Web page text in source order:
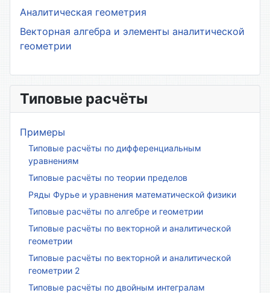
Аналитическая геометрия
Векторная алгебра и элементы аналитической
геометрии
Типовые расчёты
Примеры
Типовые расчёты по дифференциальным
уравнениям
Типовые расчёты по теории пределов
Ряды Фурье и уравнения математической физики
Типовые расчёты по алгебре и геометрии
Типовые расчёты по векторной и аналитической
геометрии
Типовые расчёты по векторной и аналитической
геометрии 2
Типовые расчёты по двойным интегралам